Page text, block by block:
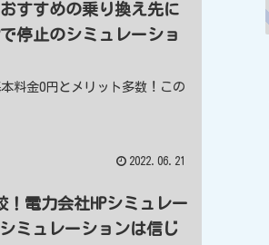
すすめの乗り換え先に
停止のシミュレーショ
料金0円とメリット多数！この
2022.06.21
電力会社HPシミュレー
ミュレーションは信じ